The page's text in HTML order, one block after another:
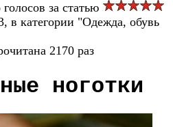
за статью
в категории "Одежда, обувь
2170 раз
ноготки